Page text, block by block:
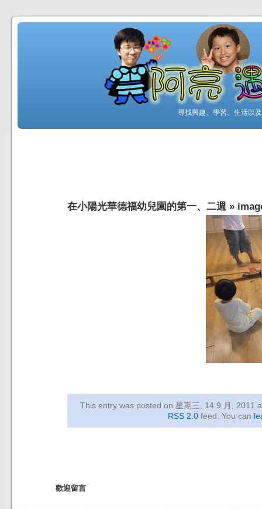
尋找興趣、學習、生活以
在小陽光華德福幼兒園的第一、二週 »
This entry was posted on 星期三, 14 9 月, 2011
RSS 2.0feed. You can
歡迎留言